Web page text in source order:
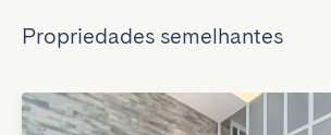
Propriedades semelhantes